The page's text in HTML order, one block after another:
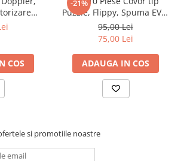
12.8 x 9.6
de la 9
Roz
COS
-21%
Puzzle, Flippy, Spuma EVA,
Pufos, 30 x 30 x 1 cm, Crem
95,00 Lei
75,00 Lei
ADAUGA IN COS
si promotiile noastre